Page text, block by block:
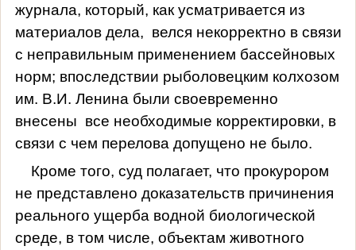
журнала, который, как усматривается из
материалов дела, велся некорректно в связи
с неправильным применением бассейновых
норм; впоследствии рыболовецким колхозом
им. В.И. Ленина были своевременно
внесены все необходимые корректировки, в
связи с чем перелова допущено не было.
Кроме того, суд полагает, что прокурором
не представлено доказательств причинения
реального ущерба водной биологической
среде, в том числе, объектам животного